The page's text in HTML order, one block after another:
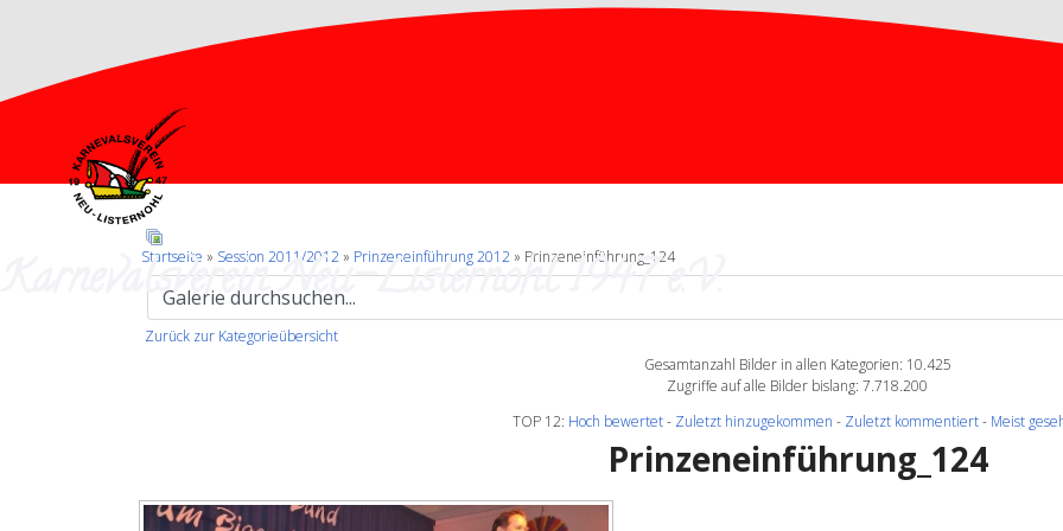
Karnevalsverein Neu-Listernohl 1947 e.V.
Startseite » Session 2011/2012 » Prinzeneinführung 2012 » Prinzeneinführung_124
Zurück zur Kategorieübersicht
Gesamtanzahl Bilder in allen Kategorien: 10.425
Zugriffe auf alle Bilder bislang: 7.718.200
TOP 12: Hoch bewertet- Zuletzt hinzugekommen - Zuletzt kommentiert- Meist
Prinzeneinführung_124